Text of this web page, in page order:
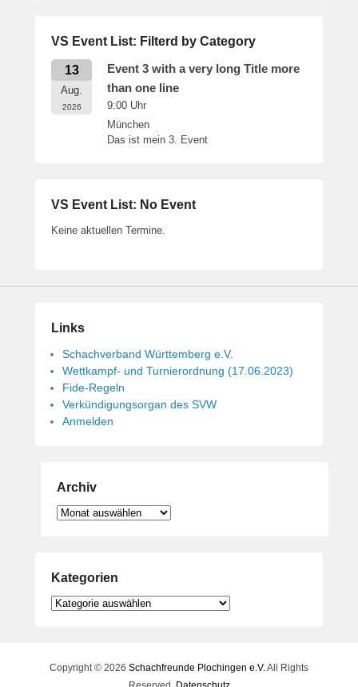
VS Event List: Filterd by Category
13
Aug.
2026
Event 3 with a very long Title more
than one line
9:00 Uhr
München
Das ist mein 3. Event
VS Event List: No Event
Keine aktuellen Termine.
Links
Schachverband Württemberg e.V.
Wettkampf- und Turnierordnung (17.06.2023)
Fide-Regeln
Verkündigungsorgan des SVW
Anmelden
Archiv
Archiv
Kategorien
Kategorien
Copyright © 2026 Schachfreunde Plochingen e.V. All Rights